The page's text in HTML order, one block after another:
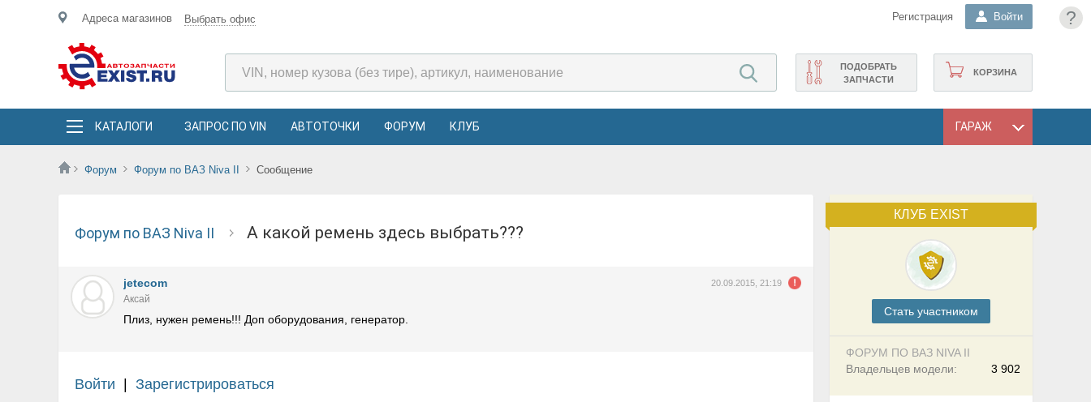
?
Адреса магазинов Выбрать офис Регистрация Войти
КОРЗИНА
ПОДОБРАТЬ
ЗАПЧАСТИ
КАТАЛОГИ ЗАПРОС ПО VIN АВТОТОЧКИ ФОРУМ КЛУБ ГАРАЖ
Форум Форум по ВАЗ Niva II Сообщение
КЛУБ EXIST
Cтать участником
ФОРУМ ПО ВАЗ NIVA II
3 902
Владельцев модели:
Форум по ВАЗ Niva II А какой ремень здесь выбрать???
jetecom 20.09.2015, 21:19
Аксай
Плиз, нужен ремень!!! Доп оборудования, генератор.
Войти Зарегистрироваться